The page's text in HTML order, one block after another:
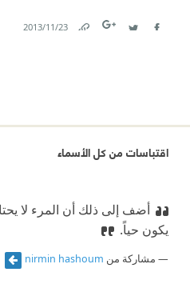
23‏/11‏/2013
اقتباسات من كل الأسماء
أضف إلى ذلك أن المرء لا
يكون حياً.
مشاركة من nirmin hashoum